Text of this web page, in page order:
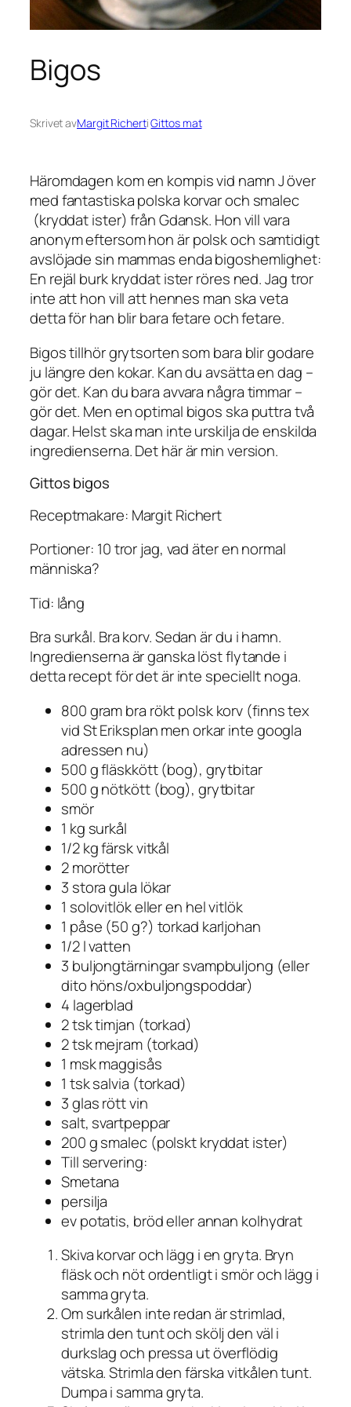
Bigos
Skrivet avMargit RichertiGittos mat
Häromdagen kom en kompis vid namn J över
med fantastiska polska korvar och smalec
(kryddat ister) från Gdansk. Hon vill vara
anonym eftersom hon är polsk och samtidigt
avslöjade sin mammas enda bigoshemlighet:
En rejäl burk kryddat ister röres ned. Jag tror
inte att hon vill att hennes man ska veta
detta för han blir bara fetare och fetare.
Bigos tillhör grytsorten som bara blir godare
ju längre den kokar. Kan du avsätta en dag –
gör det. Kan du bara avvara några timmar –
gör det. Men en optimal bigos ska puttra två
dagar. Helst ska man inte urskilja de enskilda
ingredienserna. Det här är min version.
Gittos bigos
Receptmakare: Margit Richert
Portioner: 10 tror jag, vad äter en normal
människa?
Tid: lång
Bra surkål. Bra korv. Sedan är du i hamn.
Ingredienserna är ganska löst flytande i
detta recept för det är inte speciellt noga.
800 gram bra rökt polsk korv (finns tex
vid St Eriksplan men orkar inte googla
adressen nu)
500 g fläskkött (bog), grytbitar
500 g nötkött (bog), grytbitar
smör
1 kg surkål
1/2 kg färsk vitkål
2 morötter
3 stora gula lökar
1 solovitlök eller en hel vitlök
1 påse (50 g?) torkad karljohan
1/2 l vatten
3 buljongtärningar svampbuljong (eller
dito höns/oxbuljongspoddar)
4 lagerblad
2 tsk timjan (torkad)
2 tsk mejram (torkad)
1 msk maggisås
1 tsk salvia (torkad)
3 glas rött vin
salt, svartpeppar
200 g smalec (polskt kryddat ister)
Till servering:
Smetana
persilja
ev potatis, bröd eller annan kolhydrat
Skiva korvar och lägg i en gryta. Bryn
fläsk och nöt ordentligt i smör och lägg i
samma gryta.
Om surkålen inte redan är strimlad,
strimla den tunt och skölj den väl i
durkslag och pressa ut överflödig
vätska. Strimla den färska vitkålen tunt.
Dumpa i samma gryta.